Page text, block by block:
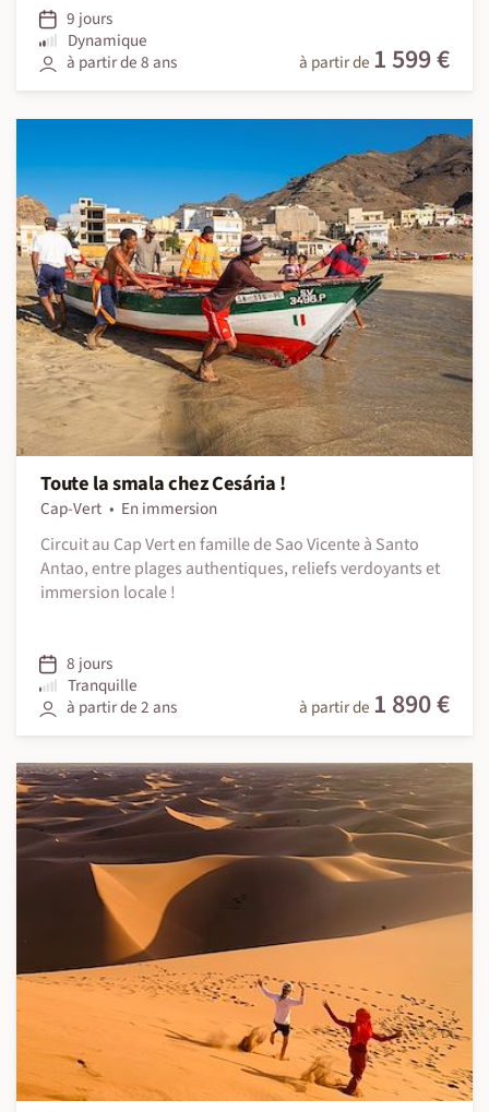
9 jours
Dynamique
à partir de 8 ans
à partir de 1 599 €
Toute la smala chez Cesária !
Cap-Vert
En immersion
Circuit au Cap Vert en famille de Sao Vicente à Santo
Antao, entre plages authentiques, reliefs verdoyants et
immersion locale !
8 jours
Tranquille
à partir de 2 ans
à partir de 1 890 €